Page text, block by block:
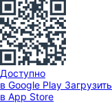
Доступно
в Google Play Загрузить
в App Store